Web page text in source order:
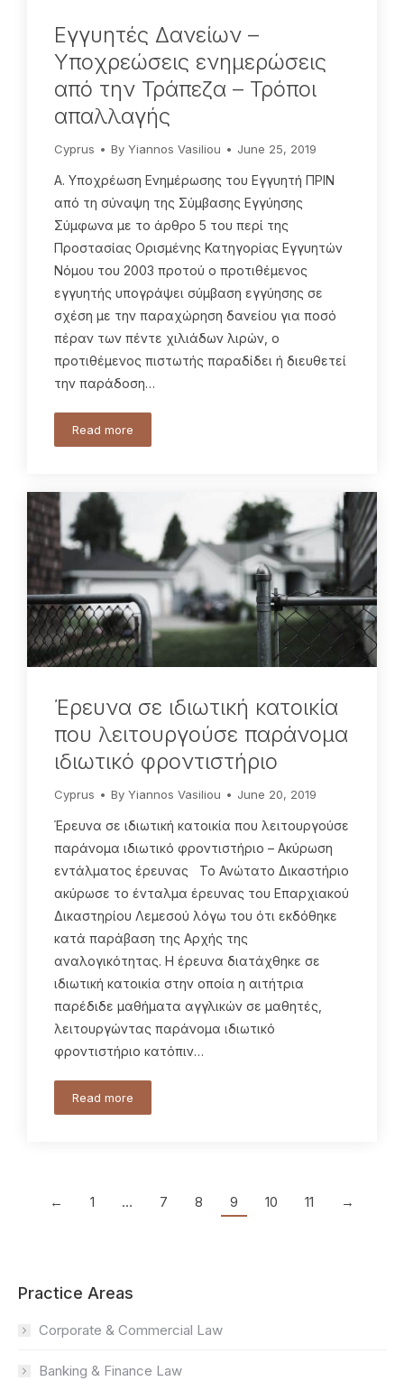
Εγγυητές Δανείων –
Υποχρεώσεις ενημερώσεις
από την Τράπεζα – Τρόποι
απαλλαγής
Cyprus By Yiannos Vasiliou June 25, 2019
Α. Υποχρέωση Ενημέρωσης του Εγγυητή ΠΡΙΝ
από τη σύναψη της Σύμβασης Εγγύησης
Σύμφωνα με το άρθρο 5 του περί της
Προστασίας Ορισμένης Κατηγορίας Εγγυητών
Νόμου του 2003 προτού ο προτιθέμενος
εγγυητής υπογράψει σύμβαση εγγύησης σε
σχέση με την παραχώρηση δανείου για ποσό
πέραν των πέντε χιλιάδων λιρών, ο
προτιθέμενος πιστωτής παραδίδει ή διευθετεί
την παράδοση…
Read more
Έρευνα σε ιδιωτική κατοικία
που λειτουργούσε παράνομα
ιδιωτικό φροντιστήριο
Cyprus By Yiannos Vasiliou June 20, 2019
Έρευνα σε ιδιωτική κατοικία που λειτουργούσε
παράνομα ιδιωτικό φροντιστήριο – Ακύρωση
εντάλματος έρευνας Το Ανώτατο Δικαστήριο
ακύρωσε το ένταλμα έρευνας του Επαρχιακού
Δικαστηρίου Λεμεσού λόγω του ότι εκδόθηκε
κατά παράβαση της Αρχής της
αναλογικότητας. Η έρευνα διατάχθηκε σε
ιδιωτική κατοικία στην οποία η αιτήτρια
παρέδιδε μαθήματα αγγλικών σε μαθητές,
λειτουργώντας παράνομα ιδιωτικό
φροντιστήριο κατόπιν…
Read more
← 1 … 7 8 9 10 11 →
Practice Areas
Corporate & Commercial Law
Banking & Finance Law